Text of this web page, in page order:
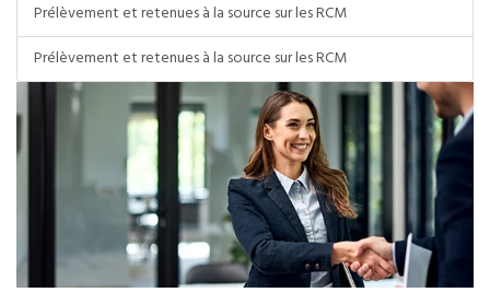
Prélèvement et retenues à la source sur les RCM
Prélèvement et retenues à la source sur les RCM